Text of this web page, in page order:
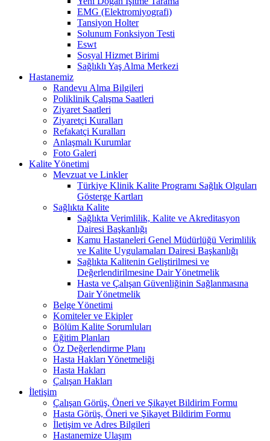
EMG (Elektromiyografi)
Tansiyon Holter
Solunum Fonksiyon Testi
Eswt
Sosyal Hizmet Birimi
Sağlıklı Yaş Alma Merkezi
Hastanemiz
Randevu Alma Bilgileri
Poliklinik Çalışma Saatleri
Ziyaret Saatleri
Ziyaretçi Kuralları
Refakatçi Kuralları
Anlaşmalı Kurumlar
Foto Galeri
Kalite Yönetimi
Mevzuat ve Linkler
Türkiye Klinik Kalite Programı Sağlık Olguları
Gösterge Kartları
Sağlıkta Kalite
Sağlıkta Verimlilik, Kalite ve Akreditasyon
Dairesi Başkanlığı
Kamu Hastaneleri Genel Müdürlüğü Verimlilik
ve Kalite Uygulamaları Dairesi Başkanlığı
Sağlıkta Kalitenin Geliştirilmesi ve
Değerlendirilmesine Dair Yönetmelik
Hasta ve Çalışan Güvenliğinin Sağlanmasına
Dair Yönetmelik
Belge Yönetimi
Komiteler ve Ekipler
Bölüm Kalite Sorumluları
Eğitim Planları
Öz Değerlendirme Planı
Hasta Hakları Yönetmeliği
Hasta Hakları
Çalışan Hakları
İletişim
Çalışan Görüş, Öneri ve Şikayet Bildirim Formu
Hasta Görüş, Öneri ve Şikayet Bildirim Formu
İletişim ve Adres Bilgileri
Hastanemize Ulaşım